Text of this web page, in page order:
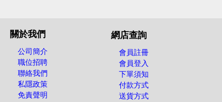
關於我們
公司簡介
職位招聘
聯絡我們
私隱政策
免責聲明
網店查詢
會員註冊
會員登入
下單須知
付款方式
送貨方式